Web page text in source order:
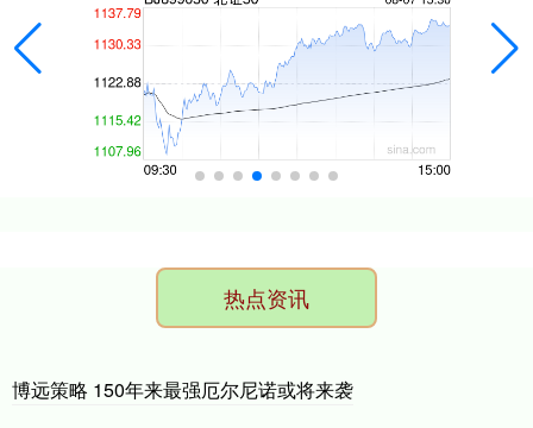
热点资讯
博远策略 150年来最强厄尔尼诺或将来袭